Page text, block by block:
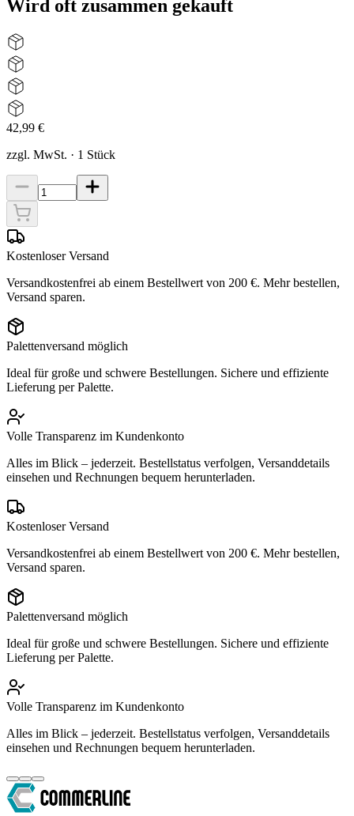
Wird oft zusammen gekauft
42,99 €
zzgl. MwSt. · 1 Stück
Kostenloser Versand
Versandkostenfrei ab einem Bestellwert von 200 €. Mehr bestellen,
Versand sparen.
Palettenversand möglich
Ideal für große und schwere Bestellungen. Sichere und effiziente
Lieferung per Palette.
Volle Transparenz im Kundenkonto
Alles im Blick – jederzeit. Bestellstatus verfolgen, Versanddetails
einsehen und Rechnungen bequem herunterladen.
Kostenloser Versand
Versandkostenfrei ab einem Bestellwert von 200 €. Mehr bestellen,
Versand sparen.
Palettenversand möglich
Ideal für große und schwere Bestellungen. Sichere und effiziente
Lieferung per Palette.
Volle Transparenz im Kundenkonto
Alles im Blick – jederzeit. Bestellstatus verfolgen, Versanddetails
einsehen und Rechnungen bequem herunterladen.